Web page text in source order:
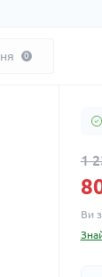
0
1
Ви